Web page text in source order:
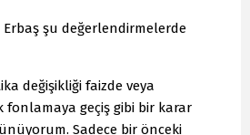
şu değerlendirmelerde
değişikliği faizde veya
fonlamaya geçiş gibi bir karar
Sadece bir önceki